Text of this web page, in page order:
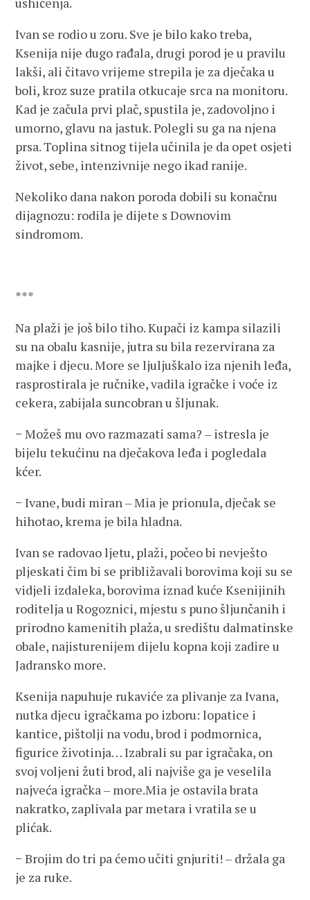
Ivan se rodio u zoru. Sve je bilo kako treba,
Ksenija nije dugo rađala, drugi porod je u pravilu
lakši, ali čitavo vrijeme strepila je za dječaka u
boli, kroz suze pratila otkucaje srca na monitoru.
Kad je začula prvi plač, spustila je, zadovoljno i
umorno, glavu na jastuk. Polegli su ga na njena
prsa. Toplina sitnog tijela učinila je da opet osjeti
život, sebe, intenzivnije nego ikad ranije.
Nekoliko dana nakon poroda dobili su konačnu
dijagnozu: rodila je dijete s Downovim
sindromom.
***
Na plaži je još bilo tiho. Kupači iz kampa silazili
su na obalu kasnije, jutra su bila rezervirana za
majke i djecu. More se ljuljuškalo iza njenih leđa,
rasprostirala je ručnike, vadila igračke i voće iz
cekera, zabijala suncobran u šljunak.
− Možeš mu ovo razmazati sama? – istresla je
bijelu tekućinu na dječakova leđa i pogledala
kćer.
− Ivane, budi miran – Mia je prionula, dječak se
hihotao, krema je bila hladna.
Ivan se radovao ljetu, plaži, počeo bi nevješto
pljeskati čim bi se približavali borovima koji su se
vidjeli izdaleka, borovima iznad kuće Ksenijinih
roditelja u Rogoznici, mjestu s puno šljunčanih i
prirodno kamenitih plaža, u središtu dalmatinske
obale, najisturenijem dijelu kopna koji zadire u
Jadransko more.
Ksenija napuhuje rukaviće za plivanje za Ivana,
nutka djecu igračkama po izboru: lopatice i
kantice, pištolji na vodu, brod i podmornica,
figurice životinja… Izabrali su par igračaka, on
svoj voljeni žuti brod, ali najviše ga je veselila
najveća igračka – more.Mia je ostavila brata
nakratko, zaplivala par metara i vratila se u
plićak.
− Brojim do tri pa ćemo učiti gnjuriti! – držala ga
je za ruke.